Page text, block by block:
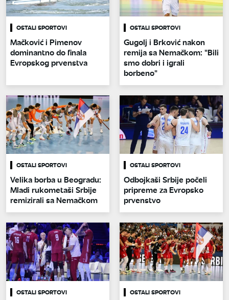
OSTALI SPORTOVI
Mačković i Pimenov
dominantno do finala
Evropskog prvenstva
OSTALI SPORTOVI
Gugolj i Brković nakon
remija sa Nemačkom: "Bili
smo dobri i igrali
borbeno"
OSTALI SPORTOVI
Velika borba u Beogradu:
Mladi rukometaši Srbije
remizirali sa Nemačkom
OSTALI SPORTOVI
Odbojkaši Srbije počeli
pripreme za Evropsko
prvenstvo
OSTALI SPORTOVI OSTALI SPORTOVI